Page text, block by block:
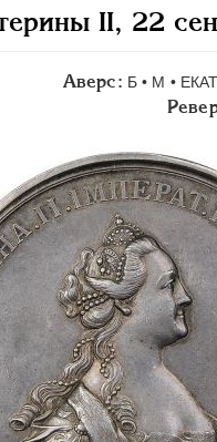
II, 22
Аверс: Б • M •